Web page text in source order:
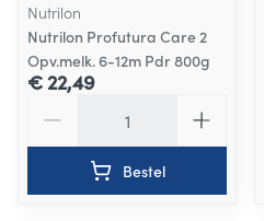
Nutrilon
Nutrilon Profutura Care 2
Opv.melk. 6-12m Pdr 800g
€ 22,49
Bestel